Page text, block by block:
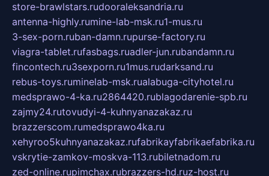
store-brawlstars.rudooraleksandria.ru
antenna-highly.rumine-lab-msk.ru1-mus.ru
3-sex-porn.ruban-damn.rupurse-factory.ru
viagra-tablet.rufasbags.ruadler-jun.rubandamn.ru
fincontech.ru3sexporn.ru1mus.rudarksand.ru
rebus-toys.ruminelab-msk.rualabuga-cityhotel.ru
medsprawo-4-ka.ru2864420.rublagodarenie-spb.ru
zajmy24.rutovudyi-4-kuhnyanazakaz.ru
brazzerscom.rumedsprawo4ka.ru
xehyroo5kuhnyanazakaz.rufabrikayfabrikaefabrika.ru
vskrytie-zamkov-moskva-113.rubiletnadom.ru
zed-online.rupimchax.rubrazzers-hd.ruz-host.ru